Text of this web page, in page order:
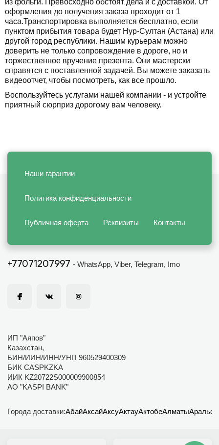
из фольги. Превосходно обстоят дела и с доставкой. От
оформления до получения заказа проходит от 1
часа.Транспортировка выполняется бесплатно, если
пунктом прибытия товара будет Нур-Султан (Астана) или
другой город республики. Нашим курьерам можно
доверить не только сопровождение в дороге, но и
торжественное вручение презента. Они мастерски
справятся с поставленной задачей. Вы можете заказать
видеоотчет, чтобы посмотреть, как все прошло.
Воспользуйтесь услугами нашей компании - и устройте
приятный сюрприз дорогому вам человеку.
Наши гарантии
Политика конфиденциальности
Публичная оферта Реквизиты Контакты
+77071207997 - WhatsApp, Viber, Telegram, Imo
ИП "Аяпов"
Казахстан,
БИН/ИИН/ИНН/УНП 960529400309
БИК CASPKZKA
ИИК KZ20722S000009900854
АО "KASPI BANK"
Города доставки:АбайАксайАксуАктауАктобеАлматыАральск